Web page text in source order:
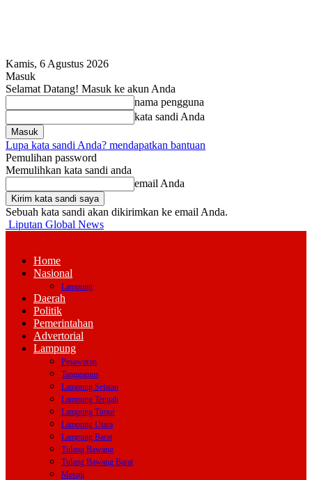
Kamis, 6 Agustus 2026
Masuk
Selamat Datang! Masuk ke akun Anda
nama pengguna
kata sandi Anda
Lupa kata sandi Anda? mendapatkan bantuan
Pemulihan password
Memulihkan kata sandi anda
email Anda
Sebuah kata sandi akan dikirimkan ke email Anda.
Liputan Global News
Home
Nasional
Lampung
Daerah
Politik
Pemerintahan
Advertorial
Lampung
Pesawaran
Tanggamus
Lampung Selatan
Lampung Tengah
Lampung Timur
Lampung Utara
Lampung Barat
Tulang Bawang
Tulang Bawang Barat
Mesuji